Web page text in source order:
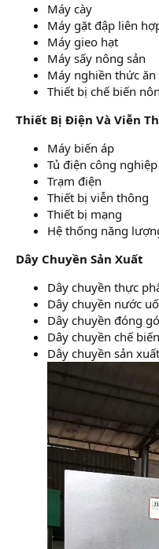
Máy cày
Máy gặt đập liên
Máy gieo hạt
Máy sấy nông sản
Máy nghiền thức ăn
Thiết bị chế biến
Thiết Bị Điện Và Viễn
Máy biến áp
Tủ điện công nghiệp
Trạm điện
Thiết bị viễn thông
Thiết bị mạng
Hệ thống năng
Dây Chuyền Sản Xuất
Dây chuyền thực
Dây chuyền nước
Dây chuyền đóng
Dây chuyền chế
Dây chuyền sản